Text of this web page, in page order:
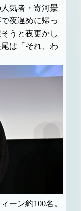
気者・寄河景
夜遅めに帰っ
うと夜更かし
は「それ、わ
ーン約100名。